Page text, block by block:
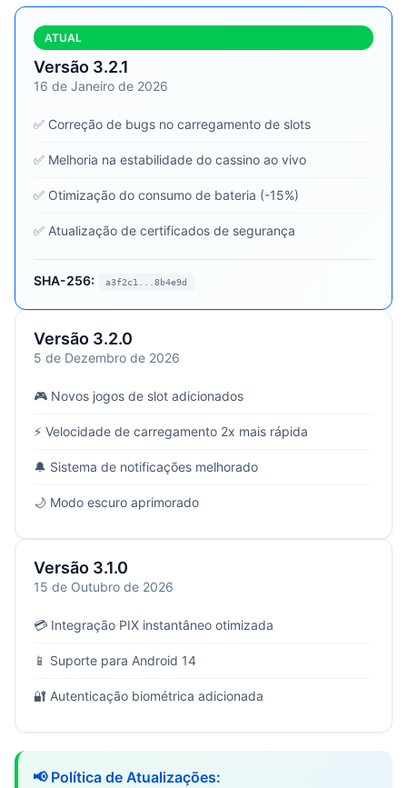
ATUAL
Versão 3.2.1
16 de Janeiro de 2026
✅ Correção de bugs no carregamento de slots
✅ Melhoria na estabilidade do cassino ao vivo
✅ Otimização do consumo de bateria (-15%)
✅ Atualização de certificados de segurança
SHA-256: a3f2c1...8b4e9d
Versão 3.2.0
5 de Dezembro de 2026
🎮 Novos jogos de slot adicionados
⚡ Velocidade de carregamento 2x mais rápida
🔔 Sistema de notificações melhorado
🌙 Modo escuro aprimorado
Versão 3.1.0
15 de Outubro de 2026
💳 Integração PIX instantâneo otimizada
📱 Suporte para Android 14
🔐 Autenticação biométrica adicionada
📢 Política de Atualizações: